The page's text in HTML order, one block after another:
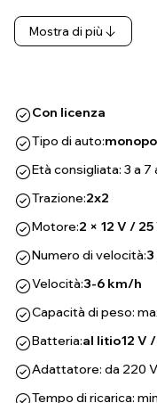
Mostra di più
Con licenza
Tipo di auto:
Età consigliata: 3 a 7
Trazione:2x2
Motore:2 × 12 V /
Numero di velocità:3
Velocità:3-6 km/h
Capacità di peso:
Batteria:al litio12 V
Adattatore: da 220
Tempo di ricarica: